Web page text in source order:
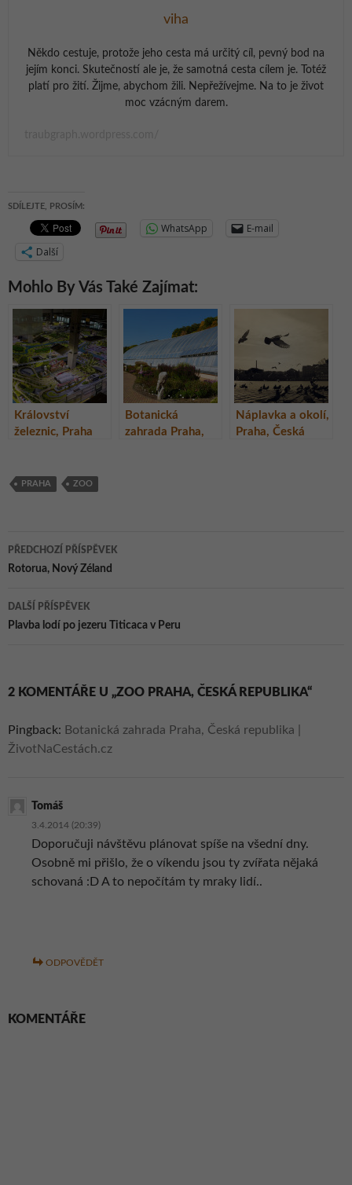
viha
Někdo cestuje, protože jeho cesta má určitý cíl, pevný bod na
jejím konci. Skutečností ale je, že samotná cesta cílem je. Totéž
platí pro žití. Žijme, abychom žili. Nepřežívejme. Na to je život
moc vzácným darem.
SDÍLEJTE, PROSÍM:
WhatsApp
E-mail
Další
Mohlo By Vás Také Zajímat:
Království
železnic, Praha
Botanická
zahrada Praha,
Náplavka a okolí,
Praha, Česká
PRAHA ZOO
Navigace
pro
příspěvky
PŘEDCHOZÍ PŘÍSPĚVEK
Rotorua, Nový Zéland
DALŠÍ PŘÍSPĚVEK
Plavba lodí po jezeru Titicaca v Peru
2 KOMENTÁŘE U „ZOO PRAHA, ČESKÁ REPUBLIKA“
Pingback: Botanická zahrada Praha, Česká republika |
ŽivotNaCestách.cz
Tomáš
3.4.2014 (20:39)
Doporučuji návštěvu plánovat spíše na všední dny.
Osobně mi přišlo, že o víkendu jsou ty zvířata nějaká
schovaná :D A to nepočítám ty mraky lidí..
ODPOVĚDĚT
KOMENTÁŘE